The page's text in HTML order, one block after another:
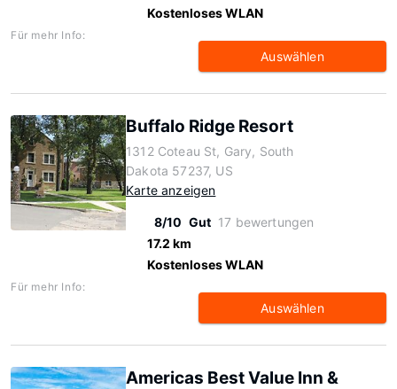
Kostenloses WLAN
Für mehr Info:
Auswählen
Buffalo Ridge Resort
1312 Coteau St, Gary, South
Dakota 57237, US
Karte anzeigen
8/10 Gut 17 bewertungen
17.2 km
Kostenloses WLAN
Für mehr Info:
Auswählen
Americas Best Value Inn &